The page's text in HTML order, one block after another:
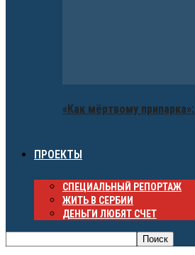
«Как мёртвому
ПРОЕКТЫ
СПЕЦИАЛЬНЫЙ РЕПОРТАЖ
ЖИТЬ В СЕРБИИ
ДЕНЬГИ ЛЮБЯТ СЧЕТ